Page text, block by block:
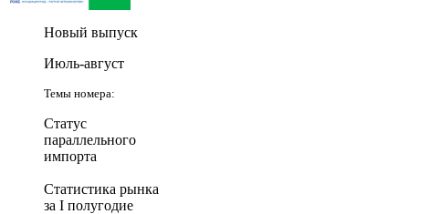
Новый выпуск
Июль-август
Темы номера:
Статус
параллельного
импорта
Статистика рынка
за I полугодие